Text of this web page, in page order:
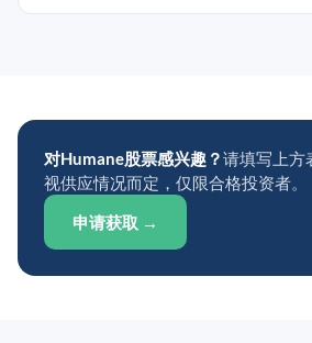
对Humane股票感兴趣？请填写上方
视供应情况而定，仅限合格投资者。
申请获取 →